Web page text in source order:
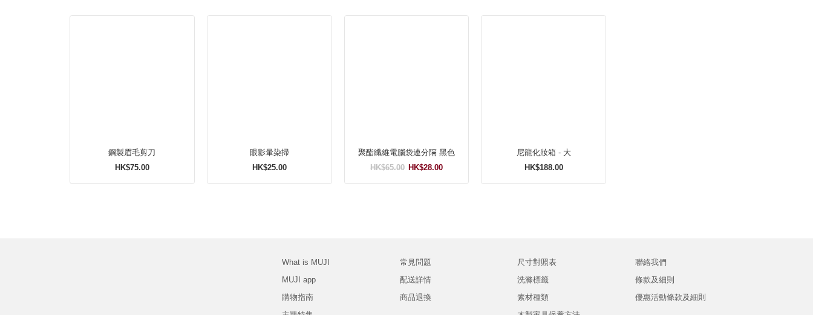
鋼製眉毛剪刀
HK$75.00
眼影暈染掃
HK$25.00
聚酯纖維電腦袋連分隔 黑色
HK$28.00
HK$65.00
尼龍化妝箱 - 大
HK$188.00
What is MUJI
MUJI app
購物指南
常見問題
配送詳情
商品退換
尺寸對照表
洗滌標籤
素材種類
聯絡我們
條款及細則
優惠活動條款及細則